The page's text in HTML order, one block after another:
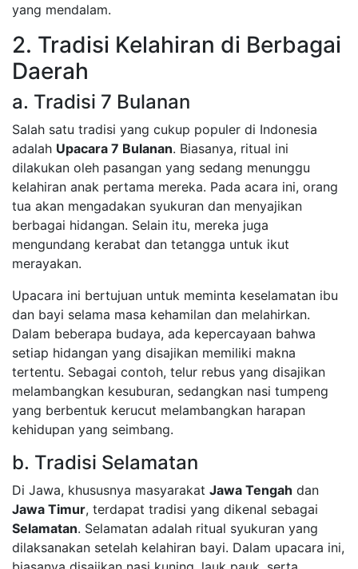
yang mendalam.
2. Tradisi Kelahiran di Berbagai
Daerah
a. Tradisi 7 Bulanan
Salah satu tradisi yang cukup populer di Indonesia
adalah Upacara 7 Bulanan. Biasanya, ritual ini
dilakukan oleh pasangan yang sedang menunggu
kelahiran anak pertama mereka. Pada acara ini, orang
tua akan mengadakan syukuran dan menyajikan
berbagai hidangan. Selain itu, mereka juga
mengundang kerabat dan tetangga untuk ikut
merayakan.
Upacara ini bertujuan untuk meminta keselamatan ibu
dan bayi selama masa kehamilan dan melahirkan.
Dalam beberapa budaya, ada kepercayaan bahwa
setiap hidangan yang disajikan memiliki makna
tertentu. Sebagai contoh, telur rebus yang disajikan
melambangkan kesuburan, sedangkan nasi tumpeng
yang berbentuk kerucut melambangkan harapan
kehidupan yang seimbang.
b. Tradisi Selamatan
Di Jawa, khususnya masyarakat Jawa Tengah dan
Jawa Timur, terdapat tradisi yang dikenal sebagai
Selamatan. Selamatan adalah ritual syukuran yang
dilaksanakan setelah kelahiran bayi. Dalam upacara ini,